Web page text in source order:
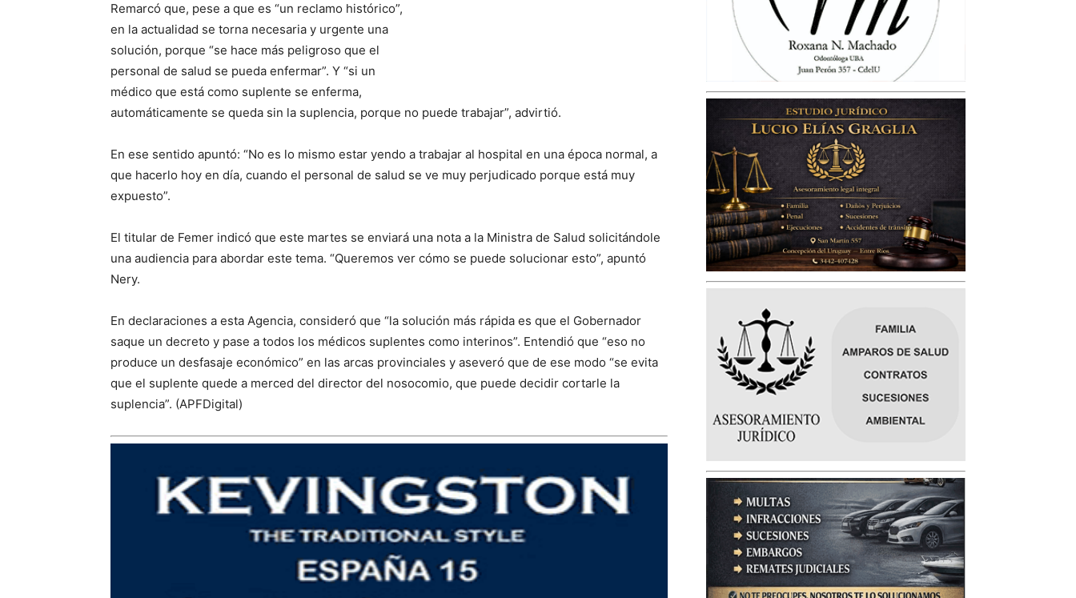
Remarcó que, pese a que es “un reclamo histórico”,
en la actualidad se torna necesaria y urgente una
solución, porque “se hace más peligroso que el
personal de salud se pueda enfermar”. Y “si un
médico que está como suplente se enferma,
automáticamente se queda sin la suplencia, porque no puede trabajar”, advirtió.
En ese sentido apuntó: “No es lo mismo estar yendo a trabajar al hospital en una época normal, a
que hacerlo hoy en día, cuando el personal de salud se ve muy perjudicado porque está muy
expuesto”.
El titular de Femer indicó que este martes se enviará una nota a la Ministra de Salud solicitándole
una audiencia para abordar este tema. “Queremos ver cómo se puede solucionar esto”, apuntó
Nery.
En declaraciones a esta Agencia, consideró que “la solución más rápida es que el Gobernador
saque un decreto y pase a todos los médicos suplentes como interinos”. Entendió que “eso no
produce un desfasaje económico” en las arcas provinciales y aseveró que de ese modo “se evita
que el suplente quede a merced del director del nosocomio, que puede decidir cortarle la
suplencia”. (APFDigital)